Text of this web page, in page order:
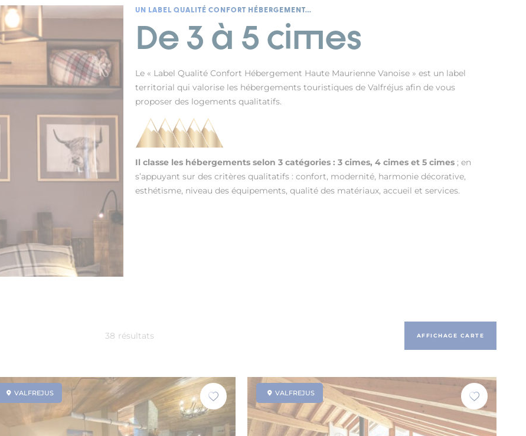
UN LABEL QUALITÉ CONFORT HÉBERGEMENT…
De 3 à 5 cimes
Le « Label Qualité Confort Hébergement Haute Maurienne Vanoise » est un label
territorial qui valorise les hébergements touristiques de Valfréjus afin de vous
proposer des logements qualitatifs.
Il classe les hébergements selon 3 catégories : 3 cimes, 4 cimes et 5 cimes ; en
s’appuyant sur des critères qualitatifs : confort, modernité, harmonie décorative,
esthétisme, niveau des équipements, qualité des matériaux, accueil et services.
38 résultats AFFICHAGE CARTE
VALFREJUS VALFREJUS